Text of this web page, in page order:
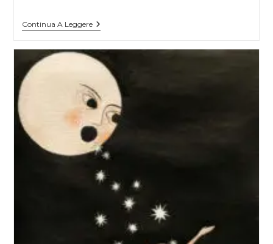
Continua A LeggereDUE
CALCI
DUE
MISURE